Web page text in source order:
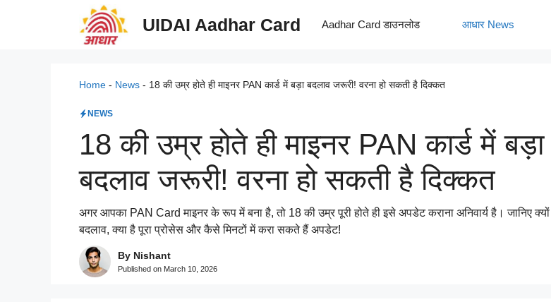
UIDAI Aadhar Card Aadhar Card डाउनलोड आधार News
Home - News - 18 की उम्र होते ही माइनर PAN कार्ड में बड़ा बदलाव जरूरी! वरना हो सकती है दिक्कत
NEWS
18 की उम्र होते ही माइनर PAN कार्ड में बड़ा
बदलाव जरूरी! वरना हो सकती है दिक्कत
अगर आपका PAN Card माइनर के रूप में बना है, तो 18 की उम्र पूरी होते ही इसे अपडेट कराना अनिवार्य है। जानिए
बदलाव, क्या है पूरा प्रोसेस और कैसे मिनटों में करा सकते हैं अपडेट!
By Nishant
Published on March 10, 2026